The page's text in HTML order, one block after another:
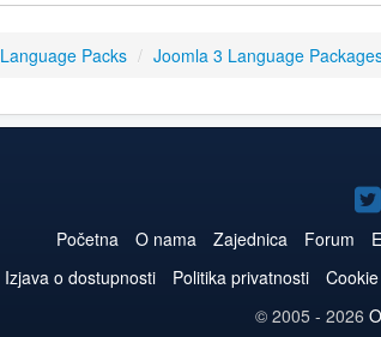
Language Packs / Joomla 3 Language
Početna O nama Zajednica Forum
Izjava o dostupnosti
Politika privatnosti
© 2005 - 2026